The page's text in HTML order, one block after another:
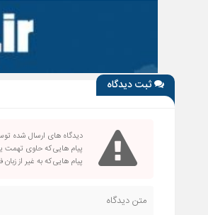
ثبت دیدگاه
دیدگاه های ارسال شده
پیام هایی که حاوی تهمت
پیام هایی که به غیر از